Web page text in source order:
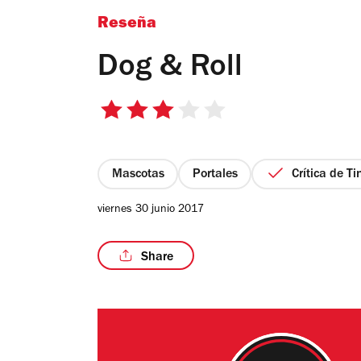
Reseña
Dog & Roll
3
estrellas
Mascotas Portales Crítica de
viernes 30 junio 2017
Share